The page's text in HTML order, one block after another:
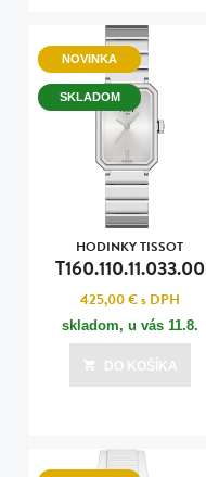
NOVINKA
SKLADOM
HODINKY TISSOT
T160.110.11.033.00
425,00 €s DPH
skladom, u vás 11.8.
DO KOŠÍKA